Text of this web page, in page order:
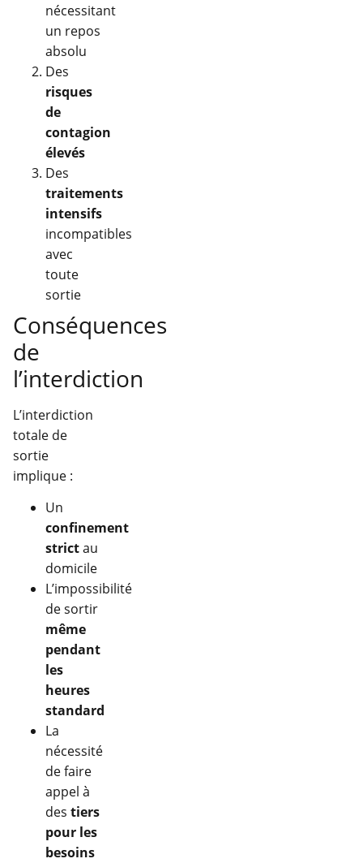
nécessitant
un repos
absolu
Des
risques
de
contagion
élevés
Des
traitements
intensifs
incompatibles
avec
toute
sortie
Conséquences
de
l’interdiction
L’interdiction
totale de
sortie
implique :
Un
confinement
strictau
domicile
L’impossibilité
de sortir
même
pendant
les
heures
standard
La
nécessité
de faire
appel à
des tiers
pour les
besoins